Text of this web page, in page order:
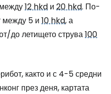
12 hkd и 20 hkd. По-
между 5 и 10 hkd, а
до летището струва100
както и с 4-5 средни
през деня, картата